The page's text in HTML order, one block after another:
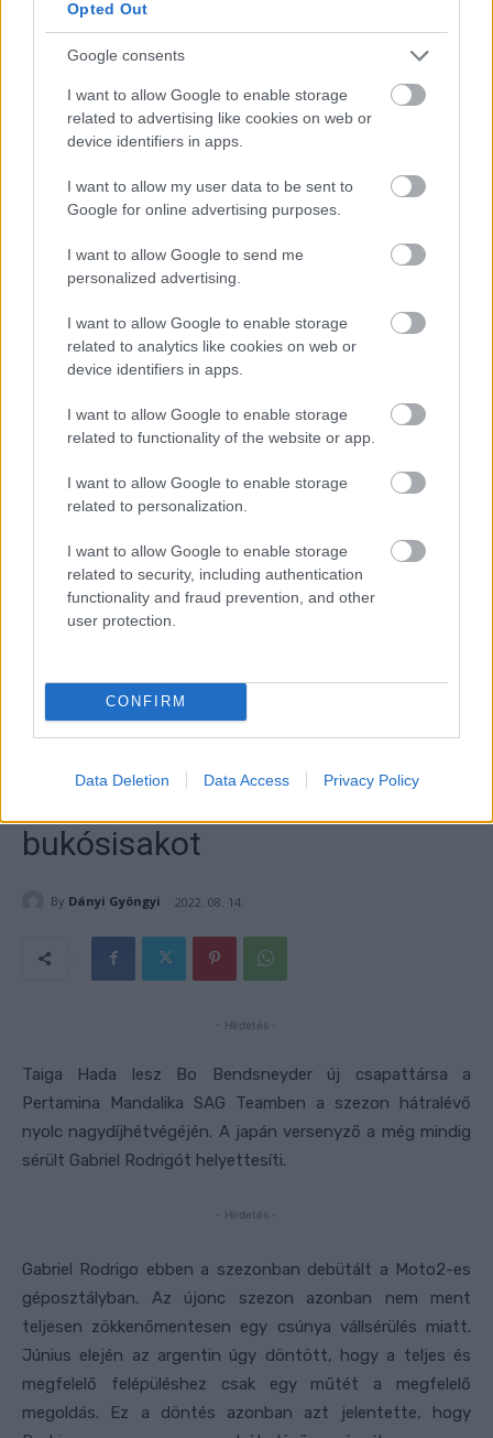
Opted Out
Google consents
I want to allow Google to enable storage
related to advertising like cookies on web or
device identifiers in apps.
I want to allow my user data to be sent to
Google for online advertising purposes.
I want to allow Google to send me
personalized advertising.
I want to allow Google to enable storage
related to analytics like cookies on web or
device identifiers in apps.
I want to allow Google to enable storage
related to functionality of the website or app.
I want to allow Google to enable storage
related to personalization.
I want to allow Google to enable storage
related to security, including authentication
functionality and fraud prevention, and other
user protection.
CONFIRM
Data Deletion Data Access Privacy Policy
Börcsök Réka
- Advertisment -